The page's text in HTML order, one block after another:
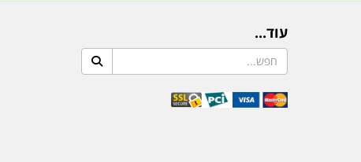
עוד...